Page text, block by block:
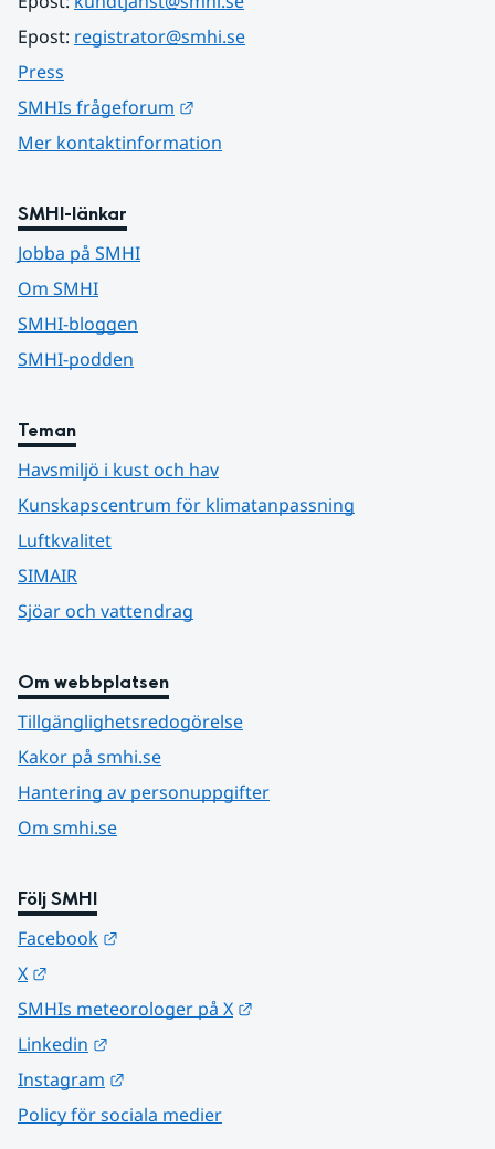
Epost: registrator@smhi.se
Press
SMHIs frågeforum
Mer kontaktinformation
SMHI-länkar
Jobba på SMHI
Om SMHI
SMHI-bloggen
SMHI-podden
Teman
Havsmiljö i kust och hav
Kunskapscentrum för klimatanpassning
Luftkvalitet
SIMAIR
Sjöar och vattendrag
Om webbplatsen
Tillgänglighetsredogörelse
Kakor på smhi.se
Hantering av personuppgifter
Om smhi.se
Följ SMHI
Facebook
X
SMHIs meteorologer på X
Linkedin
Instagram
Policy för sociala medier